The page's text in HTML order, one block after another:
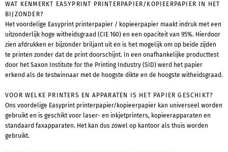
WAT KENMERKT EASYPRINT PRINTERPAPIER/KOPIEERPAPIER IN HET
BIJZONDER?
Het voordelige Easyprint printerpapier / kopieerpapier maakt indruk met een
uitzonderlijk hoge witheidsgraad (CIE 160) en een opaciteit van 95%. Hierdoor
zien afdrukken er bijzonder briljant uit en is het mogelijk om op beide zijden
te printen zonder dat de print doorschijnt. In een onafhankelijke producttest
door het Saxon Institute for the Printing Industry (SID) werd het papier
erkend als de testwinnaar met de hoogste dikte en de hoogste witheidsgraad.
VOOR WELKE PRINTERS EN APPARATEN IS HET PAPIER GESCHIKT?
Ons voordelige Easyprint printerpapier/kopieerpapier kan universeel worden
gebruikt en is geschikt voor laser- en inkjetprinters, kopieerapparaten en
standaard faxapparaten. Het kan dus zowel op kantoor als thuis worden
gebruikt.